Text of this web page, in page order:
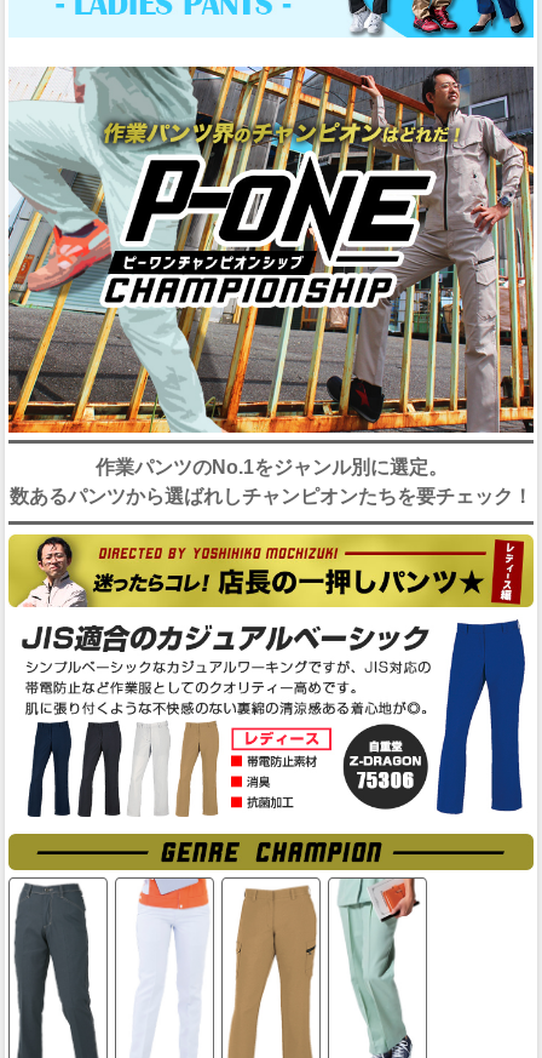
作業パンツのNo.1をジャンル別に選定。
数あるパンツから選ばれしチャンピオンたちを要チェック！